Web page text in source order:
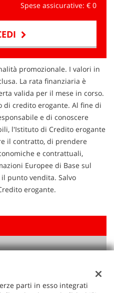
Spese assicurative: € 0
privacy*
miei dati per finalità di
richiesta
promozionale. I valori in
La rata finanziaria è
valida per il mese in corso.
di credito erogante. Al fine di
e di conoscere
l'Istituto di Credito erogante
il contratto, di prendere
e contrattuali,
Europee di Base sul
punto vendita. Salvo
erogante.
parti in esso integrati